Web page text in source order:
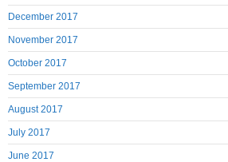
December 2017
November 2017
October 2017
September 2017
August 2017
July 2017
June 2017